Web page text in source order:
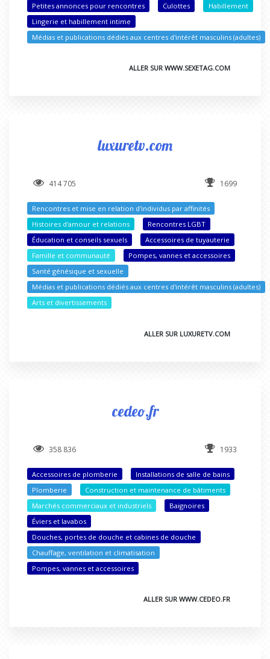
Petites annonces pour rencontres
Culottes
Habillement
Lingerie et habillement intime
Médias et publications dédiés aux centres d'intérêt masculins (adultes)
ALLER SUR WWW.SEXETAG.COM
luxuretv.com
414 705 1699
Rencontres et mise en relation d'individus par affinités
Histoires d'amour et relations
Rencontres LGBT
Éducation et conseils sexuels
Accessoires de tuyauterie
Famille et communauté
Pompes, vannes et accessoires
Santé génésique et sexuelle
Médias et publications dédiés aux centres d'intérêt masculins (adultes)
Arts et divertissements
ALLER SUR LUXURETV.COM
cedeo.fr
358 836 1933
Accessoires de plomberie
Installations de salle de bains
Plomberie
Construction et maintenance de bâtiments
Marchés commerciaux et industriels
Baignoires
Éviers et lavabos
Douches, portes de douche et cabines de douche
Chauffage, ventilation et climatisation
Pompes, vannes et accessoires
ALLER SUR WWW.CEDEO.FR